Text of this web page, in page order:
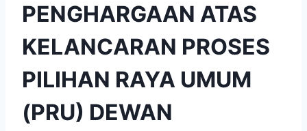
PENGHARGAAN ATAS
KELANCARAN PROSES
PILIHAN RAYA UMUM
(PRU) DEWAN